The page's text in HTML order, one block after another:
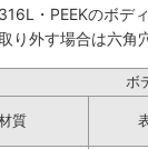
・PEEKのボデ
り外す場合は六角
ボ
質